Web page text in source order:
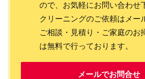
ので、お気軽にお問い合わせ
クリーニングのご依頼はメー
ご相談・見積り・ご家庭のお
は無料で行っております。
メールでお問合せ